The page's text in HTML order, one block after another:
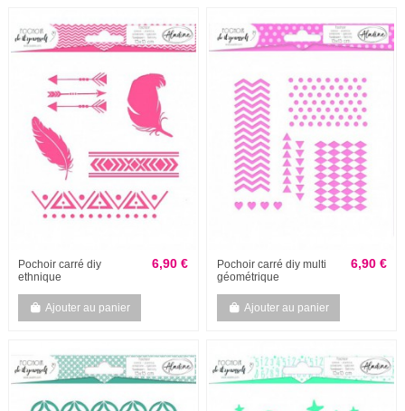
Pochoir carré diy
ethnique
6,90 €
Ajouter au panier
Pochoir carré diy multi
géométrique
6,90 €
Ajouter au panier